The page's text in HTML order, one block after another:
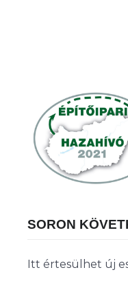
SORON
Itt értesülhet új